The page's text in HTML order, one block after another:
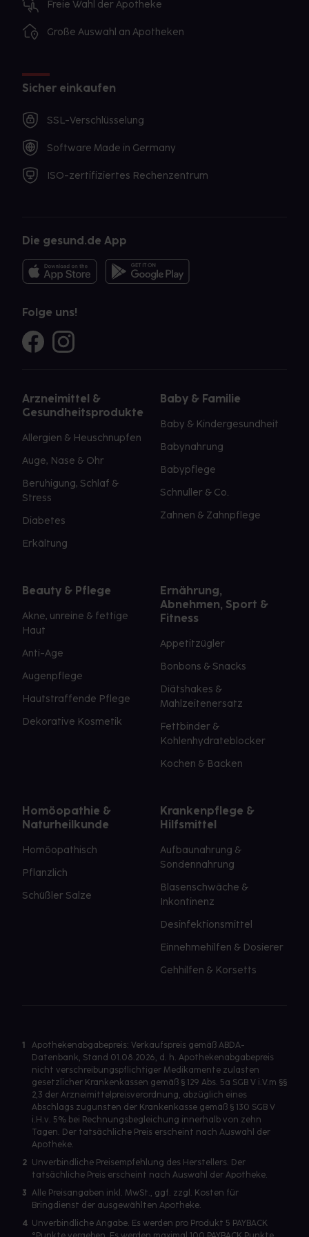
Freie Wahl der Apotheke
Große Auswahl an Apotheken
Sicher einkaufen
SSL-Verschlüsselung
Software Made in Germany
ISO-zertifiziertes Rechenzentrum
Die gesund.de App
Folge uns!
Arzneimittel &
Gesundheitsprodukte
Allergien & Heuschnupfen
Auge, Nase & Ohr
Beruhigung, Schlaf &
Stress
Diabetes
Erkältung
Baby & Familie
Baby & Kindergesundheit
Babynahrung
Babypflege
Schnuller & Co.
Zahnen & Zahnpflege
Beauty & Pflege
Akne, unreine & fettige
Haut
Anti-Age
Augenpflege
Hautstraffende Pflege
Dekorative Kosmetik
Ernährung,
Abnehmen, Sport &
Fitness
Appetitzügler
Bonbons & Snacks
Diätshakes &
Mahlzeitenersatz
Fettbinder &
Kohlenhydrateblocker
Kochen & Backen
Homöopathie &
Naturheilkunde
Homöopathisch
Pflanzlich
Schüßler Salze
Krankenpflege &
Hilfsmittel
Aufbaunahrung &
Sondennahrung
Blasenschwäche &
Inkontinenz
Desinfektionsmittel
Einnehmehilfen & Dosierer
Gehhilfen & Korsetts
1
Apothekenabgabepreis: Verkaufspreis gemäß ABDA-
Datenbank, Stand 01.08.2026, d. h. Apothekenabgabepreis
nicht verschreibungspflichtiger Medikamente zulasten
gesetzlicher Krankenkassen gemäß § 129 Abs. 5a SGB V i.V.m §§
2,3 der Arzneimittelpreisverordnung, abzüglich eines
Abschlags zugunsten der Krankenkasse gemäß § 130 SGB V
i.H.v. 5% bei Rechnungsbegleichung innerhalb von zehn
Tagen. Der tatsächliche Preis erscheint nach Auswahl der
Apotheke.
2 Unverbindliche Preisempfehlung des Herstellers. Der
tatsächliche Preis erscheint nach Auswahl der Apotheke.
3 Alle Preisangaben inkl. MwSt., ggf. zzgl. Kosten für
Bringdienst der ausgewählten Apotheke.
4 Unverbindliche Angabe. Es werden pro Produkt 5 PAYBACK